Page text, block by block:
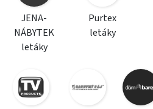
JENA-
NÁBYTEK
letáky
Purtex
letáky